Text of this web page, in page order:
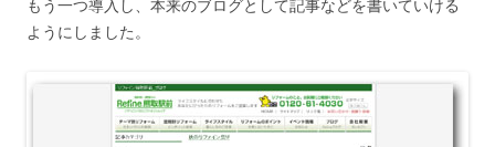
もう一つ導入し、本来のブログとして記事などを書いていける
ようにしました。